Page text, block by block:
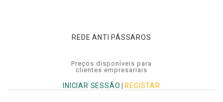
REDE ANTI PÁSSAROS
Preços disponíveis para
clientes empresariais
INICIAR SESSÃO |REGISTAR